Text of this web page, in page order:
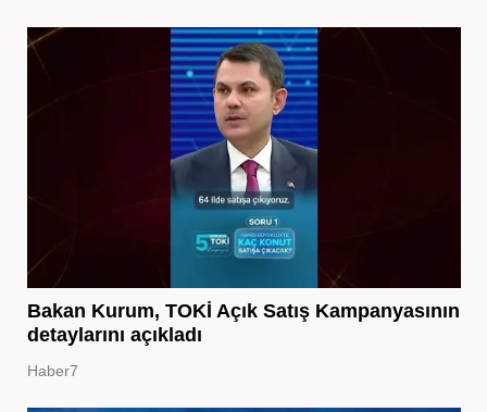
Bakan Kurum, TOKİ Açık Satış Kampanyasının
detaylarını açıkladı
Haber7